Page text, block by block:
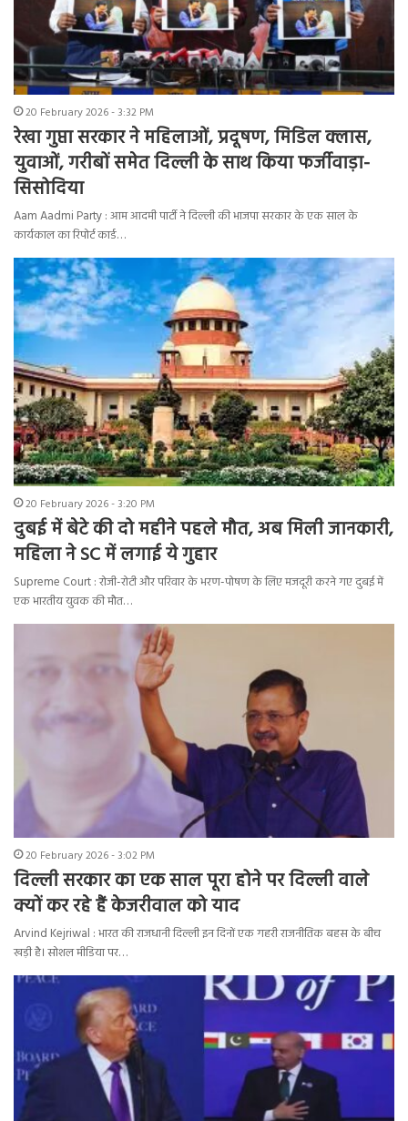
20 February 2026 - 3:32 PM
रेखा गुप्ता सरकार ने महिलाओं, प्रदूषण, मिडिल क्लास,
युवाओं, गरीबों समेत दिल्ली के साथ किया फर्जीवाड़ा-
सिसोदिया
Aam Aadmi Party : आम आदमी पार्टी ने दिल्ली की भाजपा सरकार के एक साल के
कार्यकाल का रिपोर्ट कार्ड…
20 February 2026 - 3:20 PM
दुबई में बेटे की दो महीने पहले मौत, अब मिली जानकारी,
महिला ने SC में लगाई ये गुहार
Supreme Court : रोजी-रोटी और परिवार के भरण-पोषण के लिए मजदूरी करने गए दुबई में
एक भारतीय युवक की मौत…
20 February 2026 - 3:02 PM
दिल्ली सरकार का एक साल पूरा होने पर दिल्ली वाले
क्यों कर रहे हैं केजरीवाल को याद
Arvind Kejriwal : भारत की राजधानी दिल्ली इन दिनों एक गहरी राजनीतिक बहस के बीच
खड़ी है। सोशल मीडिया पर…